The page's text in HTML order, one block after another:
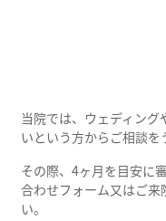
当院では、ウェディン
いという方からご相談を
その際、4ヶ月を目安に
合わせフォーム又はご
い。